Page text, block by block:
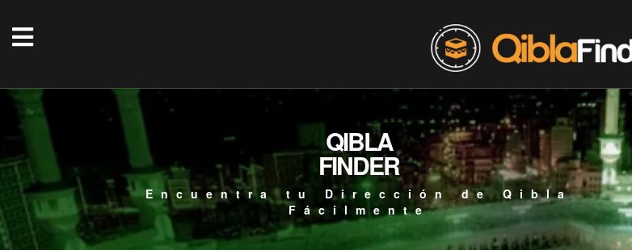
QIBLA
FINDER
Encuentra tu Dirección de Qibla
Fácilmente